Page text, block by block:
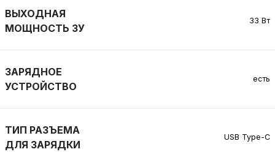
ВЫХОДНАЯ
МОЩНОСТЬ ЗУ
33 Вт
ЗАРЯДНОЕ
УСТРОЙСТВО
есть
ТИП РАЗЪЕМА
ДЛЯ ЗАРЯДКИ
USB Type-C